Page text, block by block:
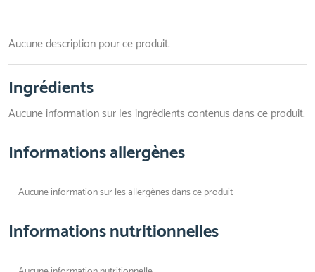
Aucune description pour ce produit.
Ingrédients
Aucune information sur les ingrédients contenus dans ce produit.
Informations allergènes
Aucune information sur les allergènes dans ce produit
Informations nutritionnelles